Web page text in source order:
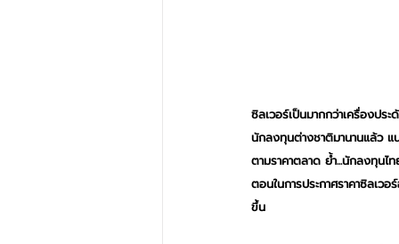
ซิลเวอร์เป็นมากกว่าเครื่องปร
นักลงทุนต่างชาติมานานแล้ว แ
ตามราคาตลาด ย้ำ...นักลงทุน
ตอนในการประกาศราคาซิลเวอ
ขึ้น